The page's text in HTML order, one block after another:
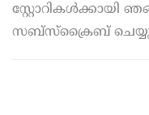
സ്റ്റോറികള്‍ക്കായി
സബ്സ്‌ക്രൈബ്